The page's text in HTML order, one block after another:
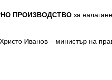
ПРОИЗВОДСТВО за
Иванов – министър на